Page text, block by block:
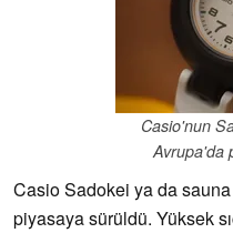
Casio'nun
Avrupa'da
Casio Sadokei ya da
piyasaya sürüldü. Yüksek